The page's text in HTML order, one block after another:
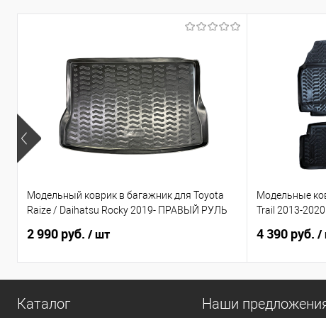
Модельный коврик в багажник для Toyota
Raize / Daihatsu Rocky 2019- ПРАВЫЙ РУЛЬ
2 990 руб. / шт
Модельные
Trail 2013-2020
4 390 руб. /
Каталог Наши